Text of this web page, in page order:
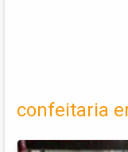
confeitaria